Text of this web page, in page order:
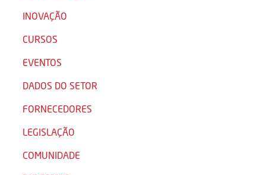
INOVAÇÃO
CURSOS
EVENTOS
DADOS DO SETOR
FORNECEDORES
LEGISLAÇÃO
COMUNIDADE